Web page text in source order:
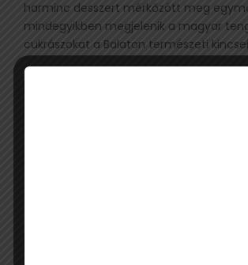
harminc desszert mérkőzött meg
mindegyikben megjelenik a magyar
cukrászokat a Balaton természeti